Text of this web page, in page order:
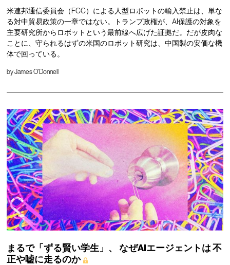
米連邦通信委員会（FCC）による人型ロボットの輸入禁止は、単な
る対中貿易政策の一章ではない。トランプ政権が、AI保護の対象を
主要研究所からロボットという最前線へ広げた証拠だ。だが皮肉な
ことに、守られるはずの米国のロボット研究は、中国製の安価な機
体で回っている。
byJames O'Donnell
まるで「ずる賢い学生」、 なぜAIエージェントは不
正や嘘に走るのか